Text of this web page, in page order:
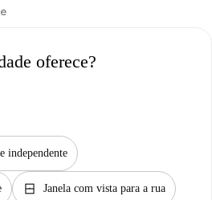
oferece?
independente
window_closed Janela com vista para a rua